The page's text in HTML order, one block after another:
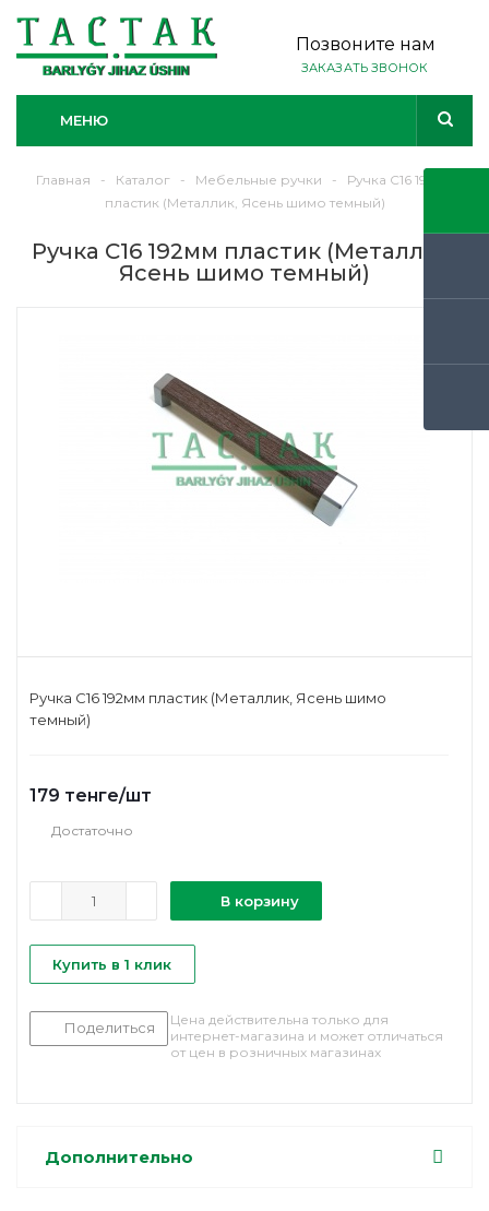
Позвоните нам
ЗАКАЗАТЬ ЗВОНОК
МЕНЮ
Главная - Каталог - Мебельные ручки -
Ручка С16 192мм
пластик (Металлик, Ясень шимо темный)
Ручка С16 192мм пластик (Металлик,
Ясень шимо темный)
Ручка С16 192мм пластик (Металлик, Ясень шимо
темный)
179 тенге/шт
Достаточно
В корзину
Купить в 1 клик
Поделиться
Цена действительна только для
интернет-магазина и может отличаться
от цен в розничных магазинах
Дополнительно